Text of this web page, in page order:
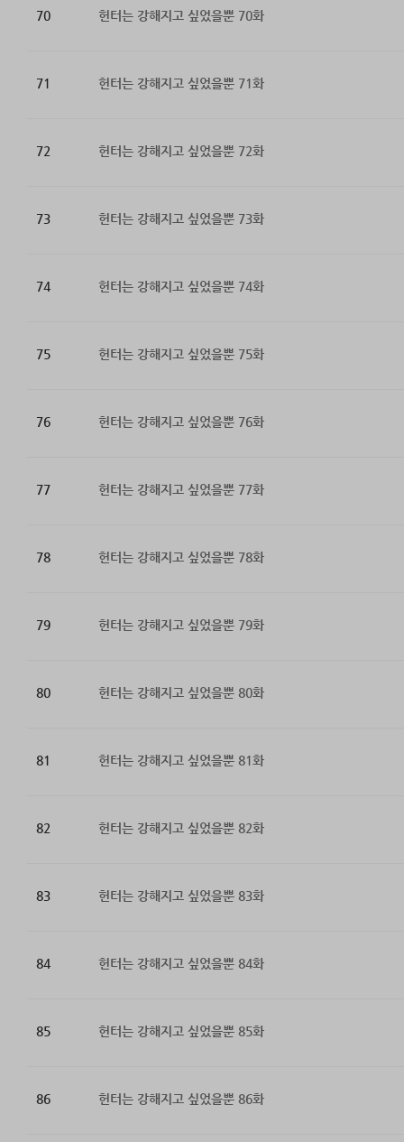
70 헌터는 강해지고 싶었을뿐 70화
71 헌터는 강해지고 싶었을뿐 71화
72 헌터는 강해지고 싶었을뿐 72화
73 헌터는 강해지고 싶었을뿐 73화
74 헌터는 강해지고 싶었을뿐 74화
75 헌터는 강해지고 싶었을뿐 75화
76 헌터는 강해지고 싶었을뿐 76화
77 헌터는 강해지고 싶었을뿐 77화
78 헌터는 강해지고 싶었을뿐 78화
79 헌터는 강해지고 싶었을뿐 79화
80 헌터는 강해지고 싶었을뿐 80화
81 헌터는 강해지고 싶었을뿐 81화
82 헌터는 강해지고 싶었을뿐 82화
83 헌터는 강해지고 싶었을뿐 83화
84 헌터는 강해지고 싶었을뿐 84화
85 헌터는 강해지고 싶었을뿐 85화
86 헌터는 강해지고 싶었을뿐 86화